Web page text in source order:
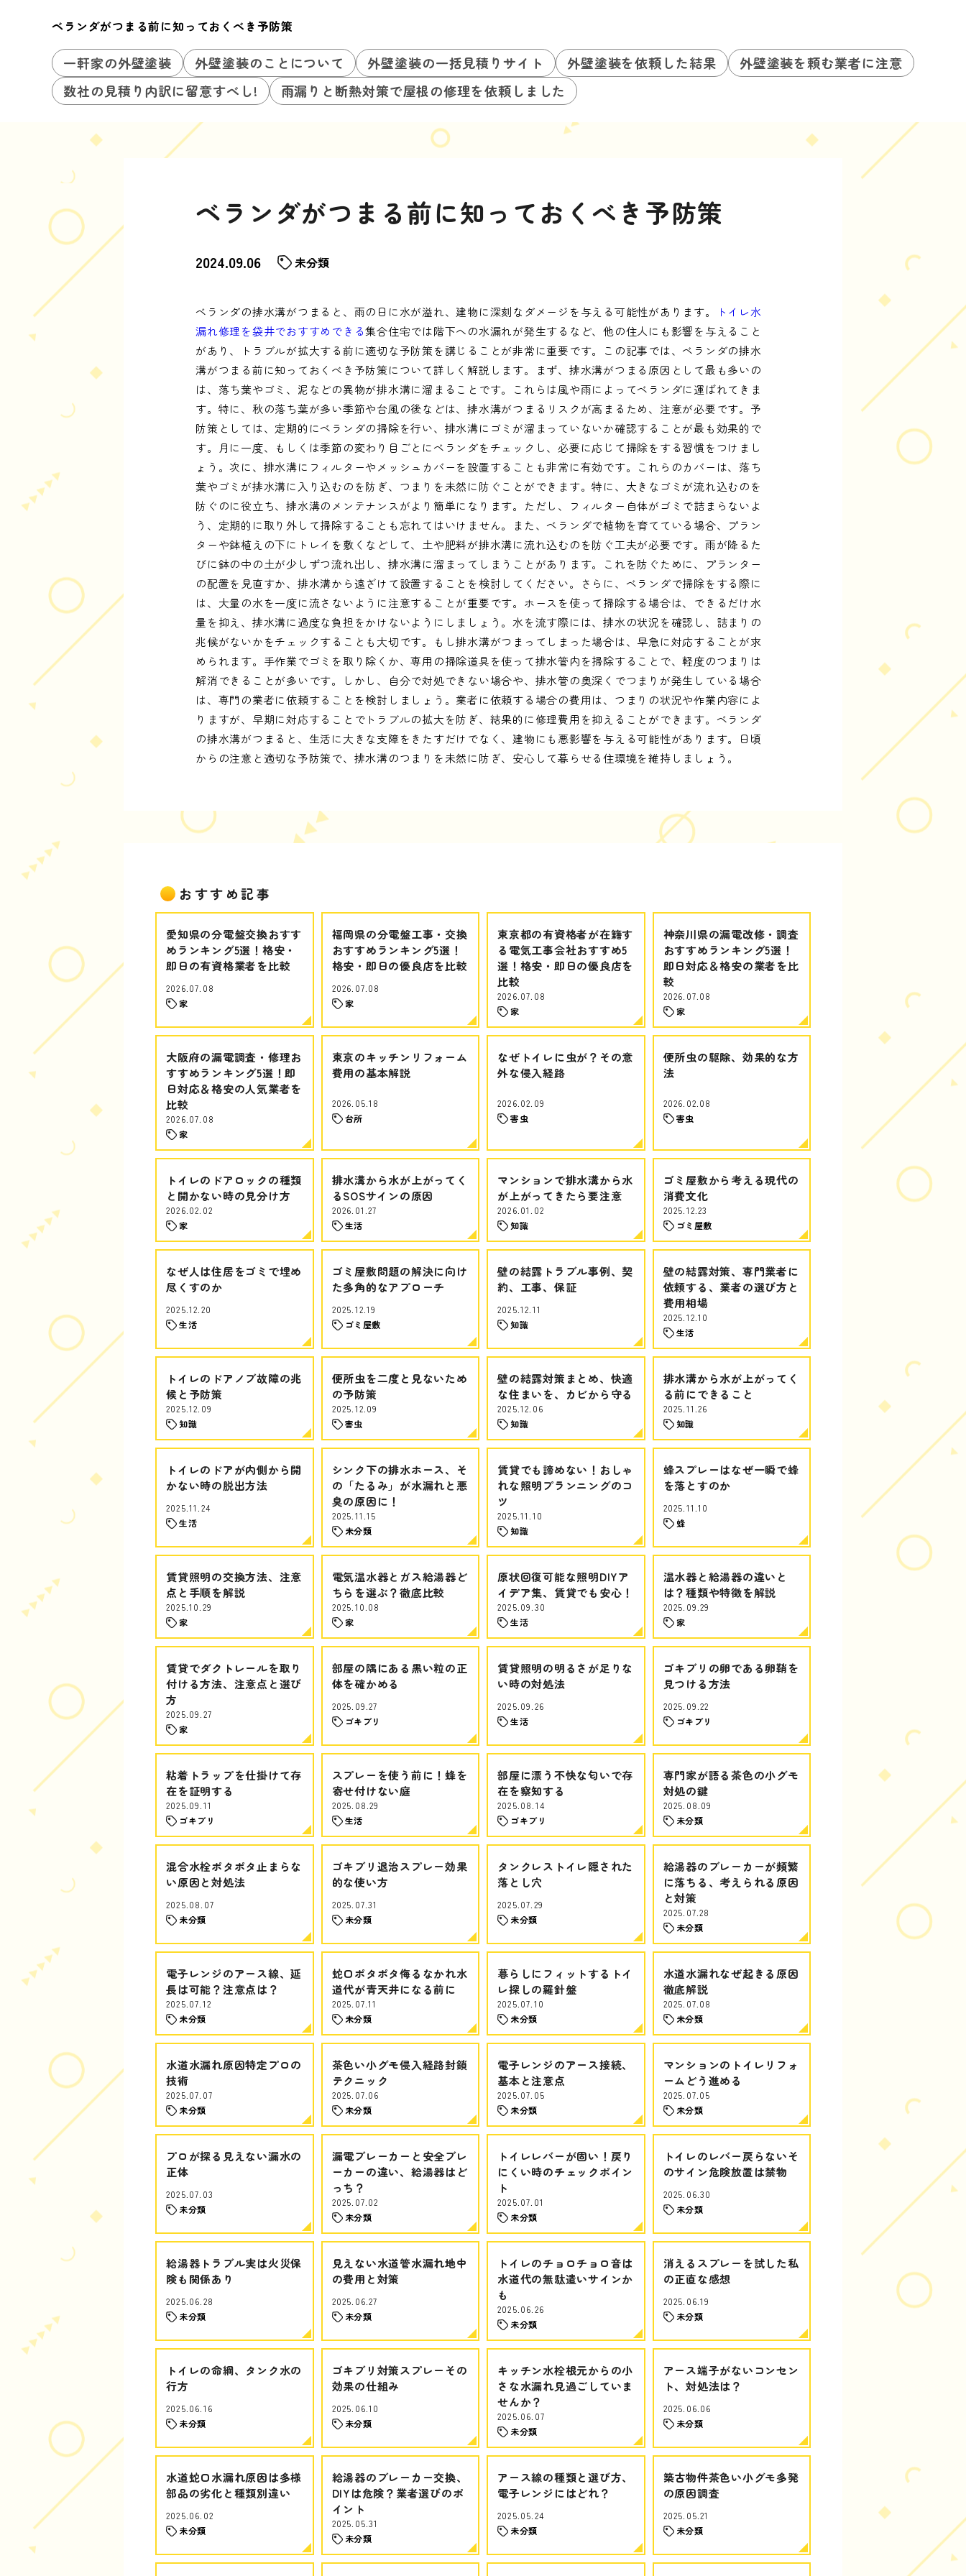
ベランダがつまる前に知っておくべき予防策
一軒家の外壁塗装 外壁塗装のことについて 外壁塗装の一括見積りサイト 外壁塗装を依頼した結果
外壁塗装を頼む業者に注意
数社の見積り内訳に留意すべし!
雨漏りと断熱対策で屋根の修理を依頼しました
ベランダがつまる前に知っておくべき予防策
2024.09.06 未分類
ベランダの排水溝がつまると、雨の日に水が溢れ、建物に深刻なダメージを与える可能性があります。
トイレ水
漏れ修理を袋井でおすすめできる集合住宅では階下への水漏れが発生するなど、他の住人にも影響を与えること
があり、トラブルが拡大する前に適切な予防策を講じることが非常に重要です。この記事では、ベランダの排水
溝がつまる前に知っておくべき予防策について詳しく解説します。まず、排水溝がつまる原因として最も多いの
は、落ち葉やゴミ、泥などの異物が排水溝に溜まることです。これらは風や雨によってベランダに運ばれてきま
す。特に、秋の落ち葉が多い季節や台風の後などは、排水溝がつまるリスクが高まるため、注意が必要です。予
防策としては、定期的にベランダの掃除を行い、排水溝にゴミが溜まっていないか確認することが最も効果的で
す。月に一度、もしくは季節の変わり目ごとにベランダをチェックし、必要に応じて掃除をする習慣をつけまし
ょう。次に、排水溝にフィルターやメッシュカバーを設置することも非常に有効です。これらのカバーは、落ち
葉やゴミが排水溝に入り込むのを防ぎ、つまりを未然に防ぐことができます。特に、大きなゴミが流れ込むのを
防ぐのに役立ち、排水溝のメンテナンスがより簡単になります。ただし、フィルター自体がゴミで詰まらないよ
う、定期的に取り外して掃除することも忘れてはいけません。また、ベランダで植物を育てている場合、プラン
ターや鉢植えの下にトレイを敷くなどして、土や肥料が排水溝に流れ込むのを防ぐ工夫が必要です。雨が降るた
びに鉢の中の土が少しずつ流れ出し、排水溝に溜まってしまうことがあります。これを防ぐために、プランター
の配置を見直すか、排水溝から遠ざけて設置することを検討してください。さらに、ベランダで掃除をする際に
は、大量の水を一度に流さないように注意することが重要です。ホースを使って掃除する場合は、できるだけ水
量を抑え、排水溝に過度な負担をかけないようにしましょう。水を流す際には、排水の状況を確認し、詰まりの
兆候がないかをチェックすることも大切です。もし排水溝がつまってしまった場合は、早急に対応することが求
められます。手作業でゴミを取り除くか、専用の掃除道具を使って排水管内を掃除することで、軽度のつまりは
解消できることが多いです。しかし、自分で対処できない場合や、排水管の奥深くでつまりが発生している場合
は、専門の業者に依頼することを検討しましょう。業者に依頼する場合の費用は、つまりの状況や作業内容によ
りますが、早期に対応することでトラブルの拡大を防ぎ、結果的に修理費用を抑えることができます。ベランダ
の排水溝がつまると、生活に大きな支障をきたすだけでなく、建物にも悪影響を与える可能性があります。日頃
からの注意と適切な予防策で、排水溝のつまりを未然に防ぎ、安心して暮らせる住環境を維持しましょう。
おすすめ記事
愛知県の分電盤交換おすす
めランキング5選！格安・
即日の有資格業者を比較
2026.07.08
家
福岡県の分電盤工事・交換
おすすめランキング5選！
格安・即日の優良店を比較
2026.07.08
家
東京都の有資格者が在籍す
る電気工事会社おすすめ5
選！格安・即日の優良店を
比較
2026.07.08
家
神奈川県の漏電改修・調査
おすすめランキング5選！
即日対応＆格安の業者を比
較
2026.07.08
家
大阪府の漏電調査・修理お
すすめランキング5選！即
日対応＆格安の人気業者を
比較
2026.07.08
家
東京のキッチンリフォーム
費用の基本解説
2026.05.18
台所
なぜトイレに虫が？その意
外な侵入経路
2026.02.09
害虫
便所虫の駆除、効果的な方
法
2026.02.08
害虫
トイレのドアロックの種類
と開かない時の見分け方
2026.02.02
家
排水溝から水が上がってく
るSOSサインの原因
2026.01.27
生活
マンションで排水溝から水
が上がってきたら要注意
2026.01.02
知識
ゴミ屋敷から考える現代の
消費文化
2025.12.23
ゴミ屋敷
なぜ人は住居をゴミで埋め
尽くすのか
2025.12.20
生活
ゴミ屋敷問題の解決に向け
た多角的なアプローチ
2025.12.19
ゴミ屋敷
壁の結露トラブル事例、契
約、工事、保証
2025.12.11
知識
壁の結露対策、専門業者に
依頼する、業者の選び方と
費用相場
2025.12.10
生活
トイレのドアノブ故障の兆
候と予防策
2025.12.09
知識
便所虫を二度と見ないため
の予防策
2025.12.09
害虫
壁の結露対策まとめ、快適
な住まいを、カビから守る
2025.12.06
知識
排水溝から水が上がってく
る前にできること
2025.11.26
知識
トイレのドアが内側から開
かない時の脱出方法
2025.11.24
生活
シンク下の排水ホース、そ
の「たるみ」が水漏れと悪
臭の原因に！
2025.11.15
未分類
賃貸でも諦めない！おしゃ
れな照明プランニングのコ
ツ
2025.11.10
知識
蜂スプレーはなぜ一瞬で蜂
を落とすのか
2025.11.10
蜂
賃貸照明の交換方法、注意
点と手順を解説
2025.10.29
家
電気温水器とガス給湯器ど
ちらを選ぶ？徹底比較
2025.10.08
家
原状回復可能な照明DIYア
イデア集、賃貸でも安心！
2025.09.30
生活
温水器と給湯器の違いと
は？種類や特徴を解説
2025.09.29
家
賃貸でダクトレールを取り
付ける方法、注意点と選び
方
2025.09.27
家
部屋の隅にある黒い粒の正
体を確かめる
2025.09.27
ゴキブリ
賃貸照明の明るさが足りな
い時の対処法
2025.09.26
生活
ゴキブリの卵である卵鞘を
見つける方法
2025.09.22
ゴキブリ
粘着トラップを仕掛けて存
在を証明する
2025.09.11
ゴキブリ
スプレーを使う前に！蜂を
寄せ付けない庭
2025.08.29
生活
部屋に漂う不快な匂いで存
在を察知する
2025.08.14
ゴキブリ
専門家が語る茶色の小グモ
対処の鍵
2025.08.09
未分類
混合水栓ポタポタ止まらな
い原因と対処法
2025.08.07
未分類
ゴキブリ退治スプレー効果
的な使い方
2025.07.31
未分類
タンクレストイレ隠された
落とし穴
2025.07.29
未分類
給湯器のブレーカーが頻繁
に落ちる、考えられる原因
と対策
2025.07.28
未分類
電子レンジのアース線、延
長は可能？注意点は？
2025.07.12
未分類
蛇口ポタポタ侮るなかれ水
道代が青天井になる前に
2025.07.11
未分類
暮らしにフィットするトイ
レ探しの羅針盤
2025.07.10
未分類
水道水漏れなぜ起きる原因
徹底解説
2025.07.08
未分類
水道水漏れ原因特定プロの
技術
2025.07.07
未分類
茶色い小グモ侵入経路封鎖
テクニック
2025.07.06
未分類
電子レンジのアース接続、
基本と注意点
2025.07.05
未分類
マンションのトイレリフォ
ームどう進める
2025.07.05
未分類
プロが探る見えない漏水の
正体
2025.07.03
未分類
漏電ブレーカーと安全ブレ
ーカーの違い、給湯器はど
っち？
2025.07.02
未分類
トイレレバーが固い！戻り
にくい時のチェックポイン
ト
2025.07.01
未分類
トイレのレバー戻らないそ
のサイン危険放置は禁物
2025.06.30
未分類
給湯器トラブル実は火災保
険も関係あり
2025.06.28
未分類
見えない水道管水漏れ地中
の費用と対策
2025.06.27
未分類
トイレのチョロチョロ音は
水道代の無駄遣いサインか
も
2025.06.26
未分類
消えるスプレーを試した私
の正直な感想
2025.06.19
未分類
トイレの命綱、タンク水の
行方
2025.06.16
未分類
ゴキブリ対策スプレーその
効果の仕組み
2025.06.10
未分類
キッチン水栓根元からの小
さな水漏れ見過ごしていま
せんか？
2025.06.07
未分類
アース端子がないコンセン
ト、対処法は？
2025.06.06
未分類
水道蛇口水漏れ原因は多様
部品の劣化と種類別違い
2025.06.02
未分類
給湯器のブレーカー交換、
DIYは危険？業者選びのポ
イント
2025.05.31
未分類
アース線の種類と選び方、
電子レンジにはどれ？
2025.05.24
未分類
築古物件茶色い小グモ多発
の原因調査
2025.05.21
未分類